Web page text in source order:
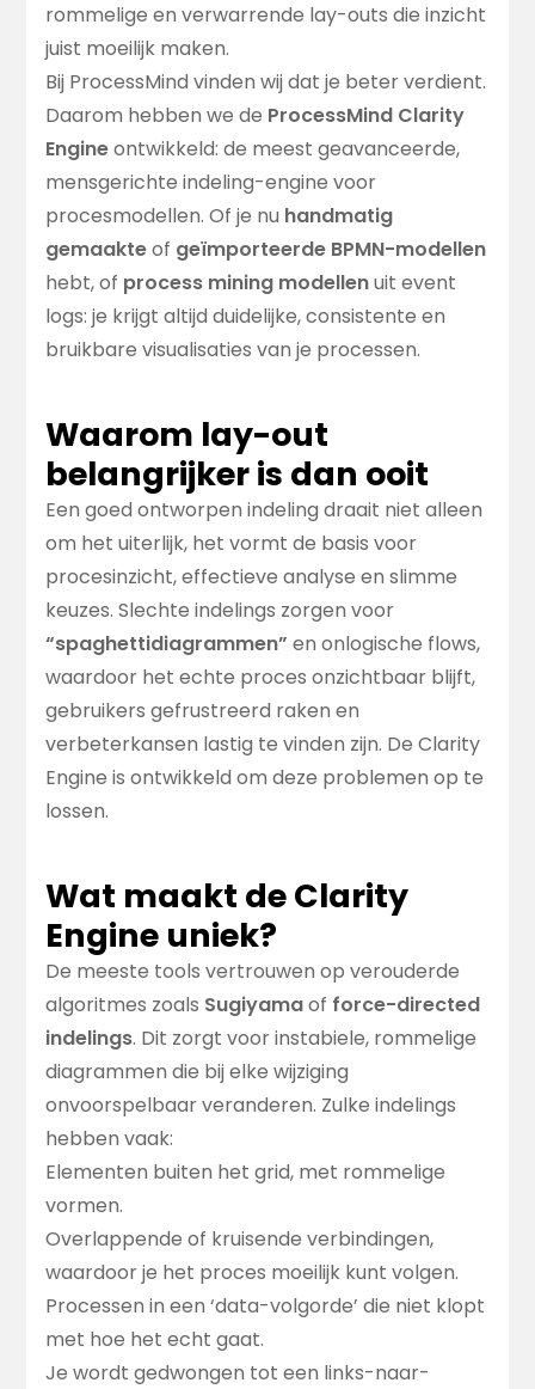
rommelige en verwarrende lay-outs die inzicht
juist moeilijk maken.
Bij ProcessMind vinden wij dat je beter verdient.
Daarom hebben we de ProcessMind Clarity
Engineontwikkeld: de meest geavanceerde,
mensgerichte indeling-engine voor
procesmodellen. Of je nu handmatig
gemaakteof geïmporteerde BPMN-modellen
hebt, of process mining modellenuit event
logs: je krijgt altijd duidelijke, consistente en
bruikbare visualisaties van je processen.
Waarom lay-out
belangrijker is dan ooit
Een goed ontworpen indeling draait niet alleen
om het uiterlijk, het vormt de basis voor
procesinzicht, effectieve analyse en slimme
keuzes. Slechte indelings zorgen voor
“spaghettidiagrammen” en onlogische flows,
waardoor het echte proces onzichtbaar blijft,
gebruikers gefrustreerd raken en
verbeterkansen lastig te vinden zijn. De Clarity
Engine is ontwikkeld om deze problemen op te
lossen.
Wat maakt de Clarity
Engine uniek?
De meeste tools vertrouwen op verouderde
algoritmes zoals Sugiyamaof force-directed
indelings. Dit zorgt voor instabiele, rommelige
diagrammen die bij elke wijziging
onvoorspelbaar veranderen. Zulke indelings
hebben vaak:
Elementen buiten het grid, met rommelige
vormen.
Overlappende of kruisende verbindingen,
waardoor je het proces moeilijk kunt volgen.
Processen in een ‘data-volgorde’ die niet klopt
met hoe het echt gaat.
Je wordt gedwongen tot een links-naar-